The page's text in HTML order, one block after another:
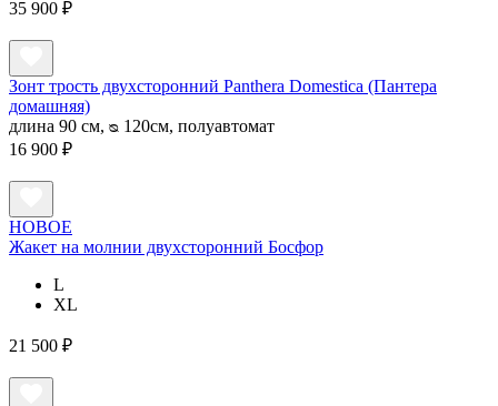
35 900 ₽
Зонт трость двухсторонний Panthera Domestica (Пантера
домашняя)
длина 90 см, ᴓ 120см, полуавтомат
16 900 ₽
НОВОЕ
Жакет на молнии двухсторонний Босфор
L
XL
21 500 ₽